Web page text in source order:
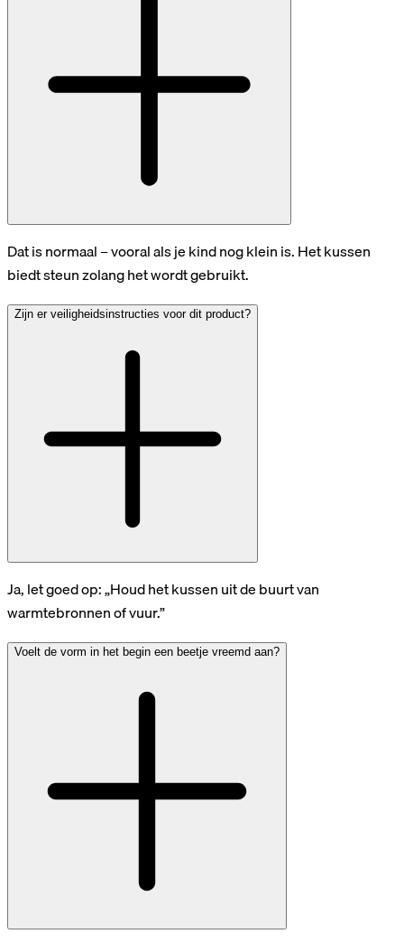
Dat is normaal – vooral als je kind nog klein is. Het kussen
biedt steun zolang het wordt gebruikt.
Zijn er veiligheidsinstructies voor dit product?
Ja, let goed op: „Houd het kussen uit de buurt van
warmtebronnen of vuur.”
Voelt de vorm in het begin een beetje vreemd aan?